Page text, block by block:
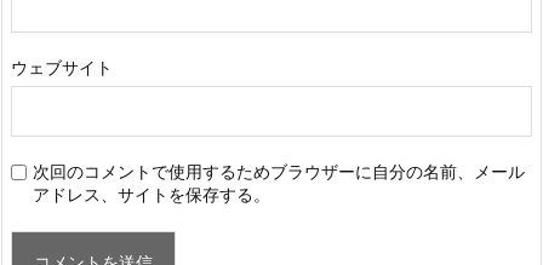
ウェブサイト
次回のコメントで使用するためブラウザーに自分の名前、メール
アドレス、サイトを保存する。